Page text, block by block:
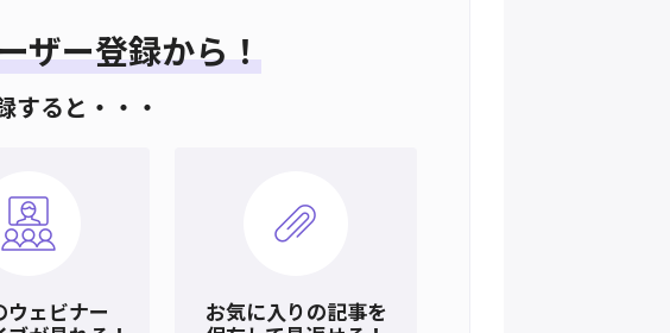
ザー登録から！
すると・・・
ウェビナー
お気に入りの記事を